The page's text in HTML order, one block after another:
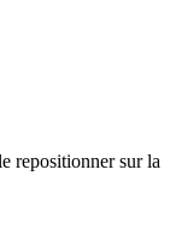
repositionner sur la